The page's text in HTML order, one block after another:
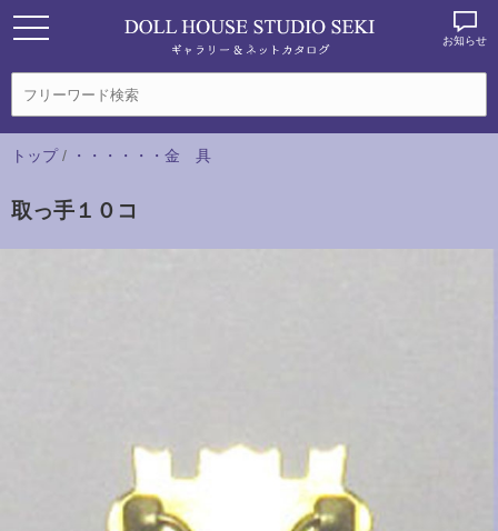
お知らせ
トップ/ ・・・・・・金 具
取っ手１０コ